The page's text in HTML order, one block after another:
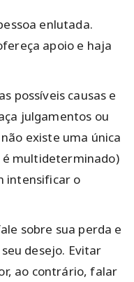
enlutada.
apoio e haja
possíveis causas e
julgamentos ou
existe uma única
é multideterminado)
intensificar o
sobre sua perda e
desejo. Evitar
ao contrário, falar